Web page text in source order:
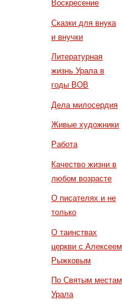
Воскресение
Сказки для внука
и внучки
Литературная
жизнь Урала в
годы ВОВ
Дела милосердия
Живые художники
Работа
Качество жизни в
любом возрасте
О писателях и не
только
О таинствах
церкви с Алексеем
Рыжковым
По Святым местам
Урала